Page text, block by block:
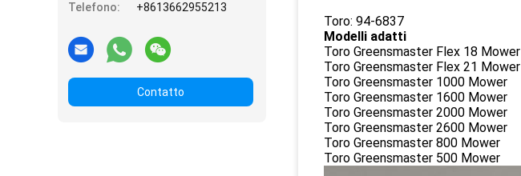
Telefono:
+8613662955213
Contatto
Toro: 94-6837
Modelli adatti
Toro Greensmaster Flex 18 Mower
Toro Greensmaster Flex 21 Mower
Toro Greensmaster 1000 Mower
Toro Greensmaster 1600 Mower
Toro Greensmaster 2000 Mower
Toro Greensmaster 2600 Mower
Toro Greensmaster 800 Mower
Toro Greensmaster 500 Mower